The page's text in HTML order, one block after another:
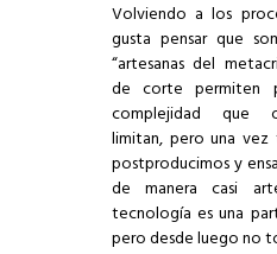
Volviendo a los
gusta pensar que
“artesanas del
de corte permiten
complejidad que
limitan, pero una
postproducimos y
de manera casi
tecnología es una
pero desde luego no